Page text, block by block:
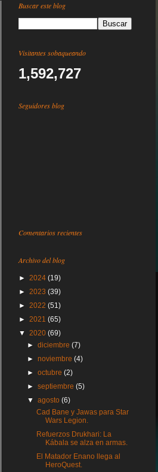
Buscar este blog
Visitantes sobaqueando
1,592,727
Seguidores blog
Comentarios recientes
Archivo del blog
► 2024 (19)
► 2023 (39)
► 2022 (51)
► 2021 (65)
▼ 2020 (69)
►diciembre(7)
►noviembre(4)
►octubre(2)
►septiembre(5)
▼agosto(6)
Cad Bane y Jawas para Star
Wars Legion.
Refuerzos Drukhari: La
Kábala se alza en armas.
El Matador Enano llega al
HeroQuest.